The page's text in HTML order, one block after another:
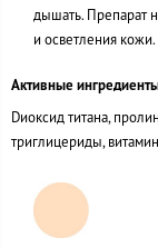
дышать. Препарат
и осветления кожи.
Активные
Dиоксид титана,
триглицериды,